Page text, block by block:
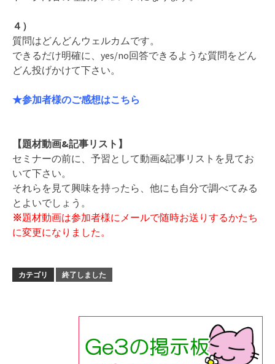
４）
質問はどんどんウェルカムです。
できるだけ明確に、yes/no回答できるような質問をどん
どん投げかけて下さい。
★参加者様のご感想はこちら
【題材動画&記事リスト】
セミナーの前に、予習として動画&記事リストを見てお
いて下さい。
それらを見て興味を持ったら、他にも自分で調べてみる
とよいでしょう。
※題材動画は参加者様にメールで随時お送りするかたち
に変更になりました。
カテゴリ 終了しました